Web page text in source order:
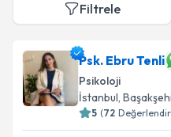
Filtrele
Psk. Ebru Tenli
Psikoloji
İstanbul,
5 (72